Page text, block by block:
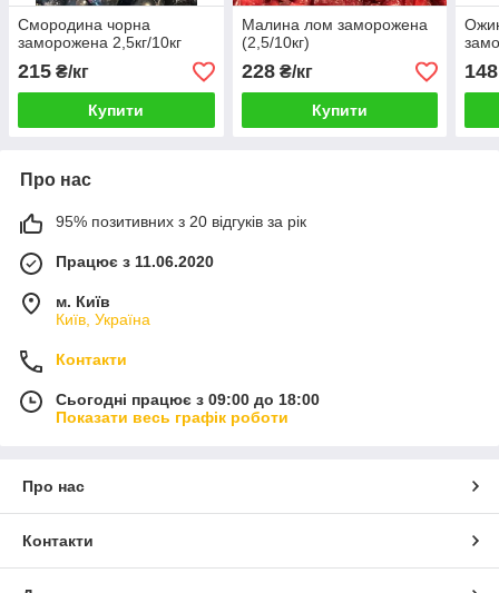
Смородина чорна
заморожена 2,5кг/10кг
215 ₴/кг
Купити
Малина лом заморожена
(2,5/10кг)
228₴/кг
Купити
148
Про нас
95% позитивних з 20 відгуків за рік
Працює з 11.06.2020
м. Київ
Київ, Україна
Контакти
Сьогодні працює з 09:00 до 18:00
Показати весь графік роботи
Про нас
Контакти